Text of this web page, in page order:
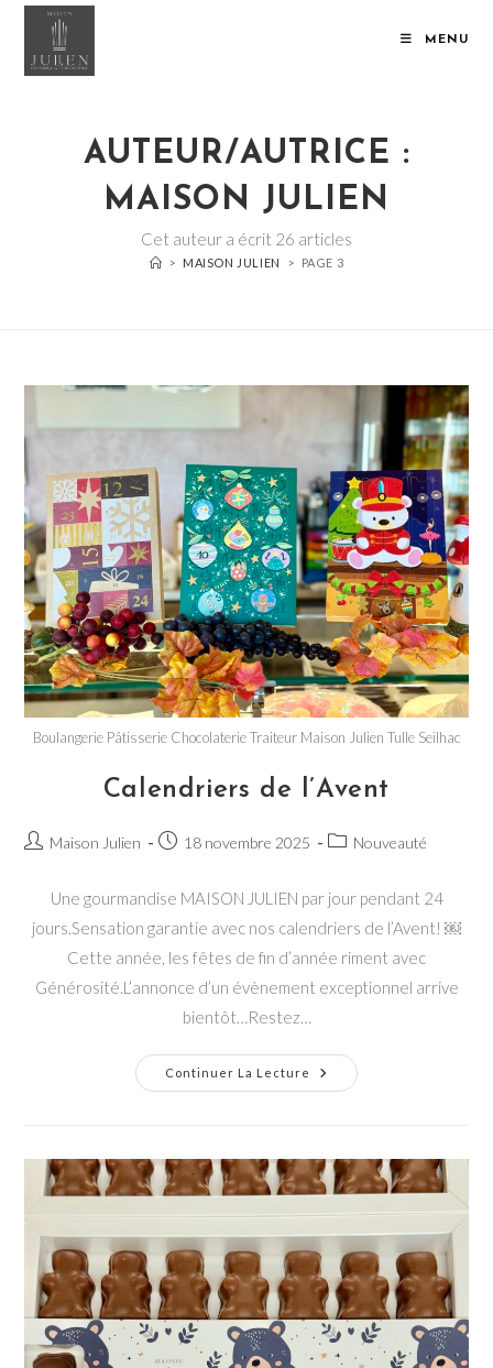
content
MENU
AUTEUR/AUTRICE :
MAISON JULIEN
Cet auteur a écrit 26 articles
> MAISON JULIEN > PAGE 3
Boulangerie Pâtisserie Chocolaterie Traiteur Maison Julien Tulle Seilhac
Calendriers de l’Avent
Auteur/autrice
publication :
Maison Julien
Publication
18 novembre 2025
PostNouveauté
Une gourmandise MAISON JULIEN par jour pendant 24
jours.Sensation garantie avec nos calendriers de l’Avent! ￼
Cette année, les fêtes de fin d’année riment avec
Générosité.L’annonce d’un évènement exceptionnel arrive
bientôt…Restez…
Continuer La Lecture
Calendriers
De